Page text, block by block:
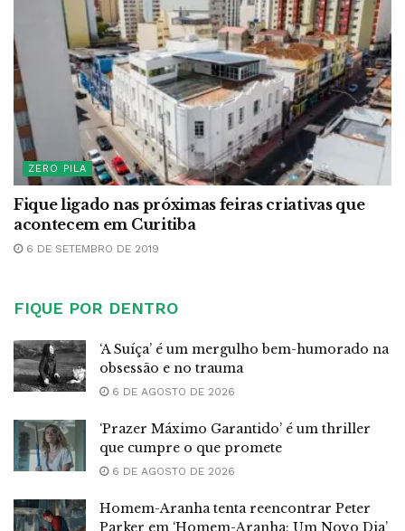
ZERO PILA
Fique ligado nas próximas feiras criativas que
acontecem em Curitiba
6 DE SETEMBRO DE 2019
FIQUE POR DENTRO
‘A Suíça’ é um mergulho bem-humorado na
obsessão e no trauma
6 DE AGOSTO DE 2026
‘Prazer Máximo Garantido’ é um thriller
que cumpre o que promete
6 DE AGOSTO DE 2026
Homem-Aranha tenta reencontrar Peter
Parker em ‘Homem-Aranha: Um Novo Dia’